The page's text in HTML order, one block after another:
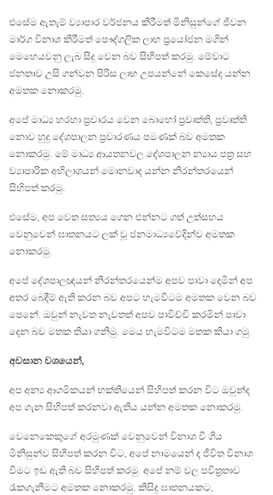
එසේම ඇතැම් ව්‍යාපාර වර්ජනය කිරීමත් මිනිසුන්ගේ ජිවන
මාර්ග විනාශ කිරීමත් පෞද්ගලික ලාභ ප්‍රයෝජන මගින්
මෙහෙයවනු ලැබ සිදු වෙන බව සිහිපත් කරමු. මේවාට
ජනතාව උසි ගන්වන පිරිස ලාභ උපයන්නේ කෙසේද යන්න
අමතක නොකරමු.
අපේ මාධ්‍ය හරහා ප්‍රචාරය වෙන බොහෝ ප්‍රවෘත්ති, ප්‍රවෘත්ති
නොව හුදු දේශපාලන ප්‍රචාරණය පමණක් බව අමතක
නොකරමු. මේ මාධ්‍ය ආයතනවල දේශපාලන න්‍යාය පත්‍ර සහ
ව්‍යාපාරික අභිලාශයන් මොනවාද යන්න නිරන්තරයෙන්
සිහිපත් කරමු.
එසේම, අප වෙත සත්‍යය ගෙන එන්නට ගත් උත්සහය
වෙනුවෙන් ඝාතනයට ලක් වූ ජනමාධ්‍යවේදින්ව අමතක
නොකරමු.
අපේ දේශපාලඥයන් නිරන්තරයෙන්ම අපව පාවා දෙමින් අප
අතර බෙදීම් ඇති කරන බව අපට හැමවිටම අමතක වෙන බව
පෙනේ. ඔවුන් නැවත නැවතත් අපව පාවිච්චි කරමින් පාවා
දෙන බව මතක තියා ගනිමු. මෙය හැමවිටම මතක කියා ගමු.
අවසාන වශයෙන්,
අප අන්‍ය ආගමිකයන් භක්තියෙන් සිහිපත් කරන විට ඔවුන්ද
අප ගැන සිහිපත් කරනවා ඇතිය යන්න අමතක නොකරමු.
වෙනෙකෙකුගේ අරමුණක් වෙනුවෙන් විනාශ වී ගිය
මිනිසුන්ව සිහිපත් කරන විට, අපේ නාමයෙන් ද ජීවිත විනාශ
වීමට ඉඩ ඇති බව සිහිපත් කරමු. අපේ නම් වල පවිත්‍රතාව
රැකගැනීමට අමතක නොකරමු. කිසිදු ඝාතනයකට,